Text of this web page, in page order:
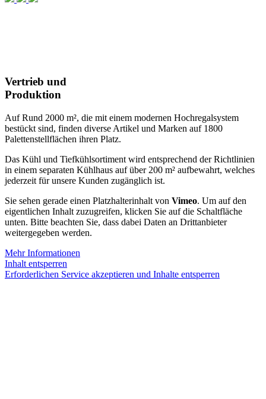
Vertrieb und
Produktion
Auf Rund 2000 m², die mit einem modernen Hochregalsystem
bestückt sind, finden diverse Artikel und Marken auf 1800
Palettenstellflächen ihren Platz.
Das Kühl und Tiefkühlsortiment wird entsprechend der Richtlinien
in einem separaten Kühlhaus auf über 200 m² aufbewahrt, welches
jederzeit für unsere Kunden zugänglich ist.
Sie sehen gerade einen Platzhalterinhalt von Vimeo. Um auf den
eigentlichen Inhalt zuzugreifen, klicken Sie auf die Schaltfläche
unten. Bitte beachten Sie, dass dabei Daten an Drittanbieter
weitergegeben werden.
Mehr Informationen
Inhalt entsperren
Erforderlichen Service akzeptieren und Inhalte entsperren